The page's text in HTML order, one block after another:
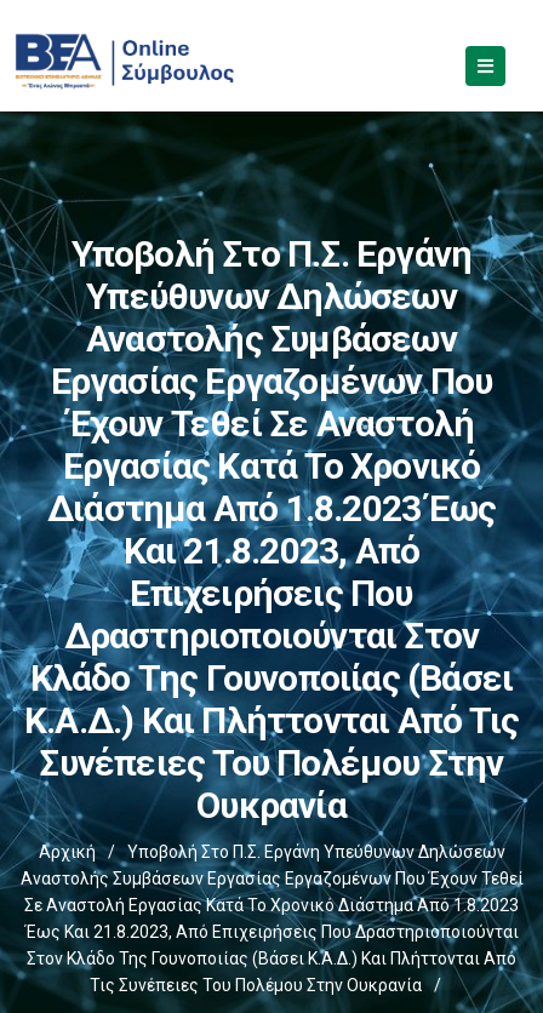
Υποβολή Στο Π.Σ. Εργάνη
Υπεύθυνων Δηλώσεων
Αναστολής Συμβάσεων
Εργασίας Εργαζομένων Που
Έχουν Τεθεί Σε Αναστολή
Εργασίας Κατά Το Χρονικό
Διάστημα Από 1.8.2023 Έως
Και 21.8.2023, Από
Επιχειρήσεις Που
Δραστηριοποιούνται Στον
Κλάδο Της Γουνοποιίας (βάσει
Κ.Α.Δ.) Και Πλήττονται Από Τις
Συνέπειες Του Πολέμου Στην
Ουκρανία
Αρχική /
Υποβολή Στο Π.Σ. Εργάνη Υπεύθυνων Δηλώσεων
Αναστολής Συμβάσεων Εργασίας Εργαζομένων Που Έχουν Τεθεί
Σε Αναστολή Εργασίας Κατά Το Χρονικό Διάστημα Από 1.8.2023
Έως Και 21.8.2023, Από Επιχειρήσεις Που Δραστηριοποιούνται
Στον Κλάδο Της Γουνοποιίας (βάσει Κ.Α.Δ.) Και Πλήττονται Από
Τις Συνέπειες Του Πολέμου Στην Ουκρανία
/